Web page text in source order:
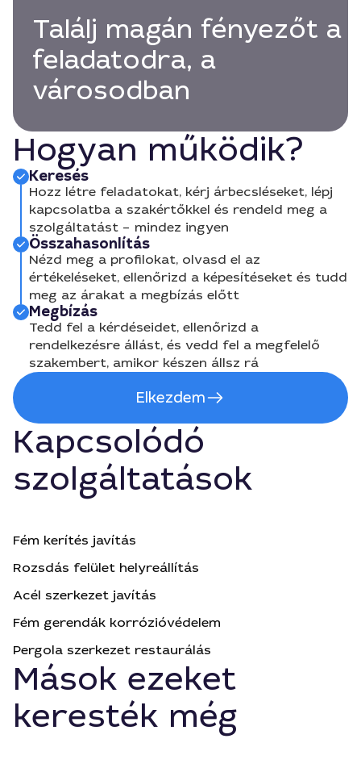
Találj magán fényezőt a
feladatodra, a
városodban
Hogyan működik?
Keresés
Hozz létre feladatokat, kérj árbecsléseket, lépj
kapcsolatba a szakértőkkel és rendeld meg a
szolgáltatást – mindez ingyen
Összahasonlítás
Nézd meg a profilokat, olvasd el az
értékeléseket, ellenőrizd a képesítéseket és tudd
meg az árakat a megbízás előtt
Megbízás
Tedd fel a kérdéseidet, ellenőrizd a
rendelkezésre állást, és vedd fel a megfelelő
szakembert, amikor készen állsz rá
Elkezdem
Kapcsolódó
szolgáltatások
Fém kerítés javítás
Rozsdás felület helyreállítás
Acél szerkezet javítás
Fém gerendák korrózióvédelem
Pergola szerkezet restaurálás
Mások ezeket
keresték még